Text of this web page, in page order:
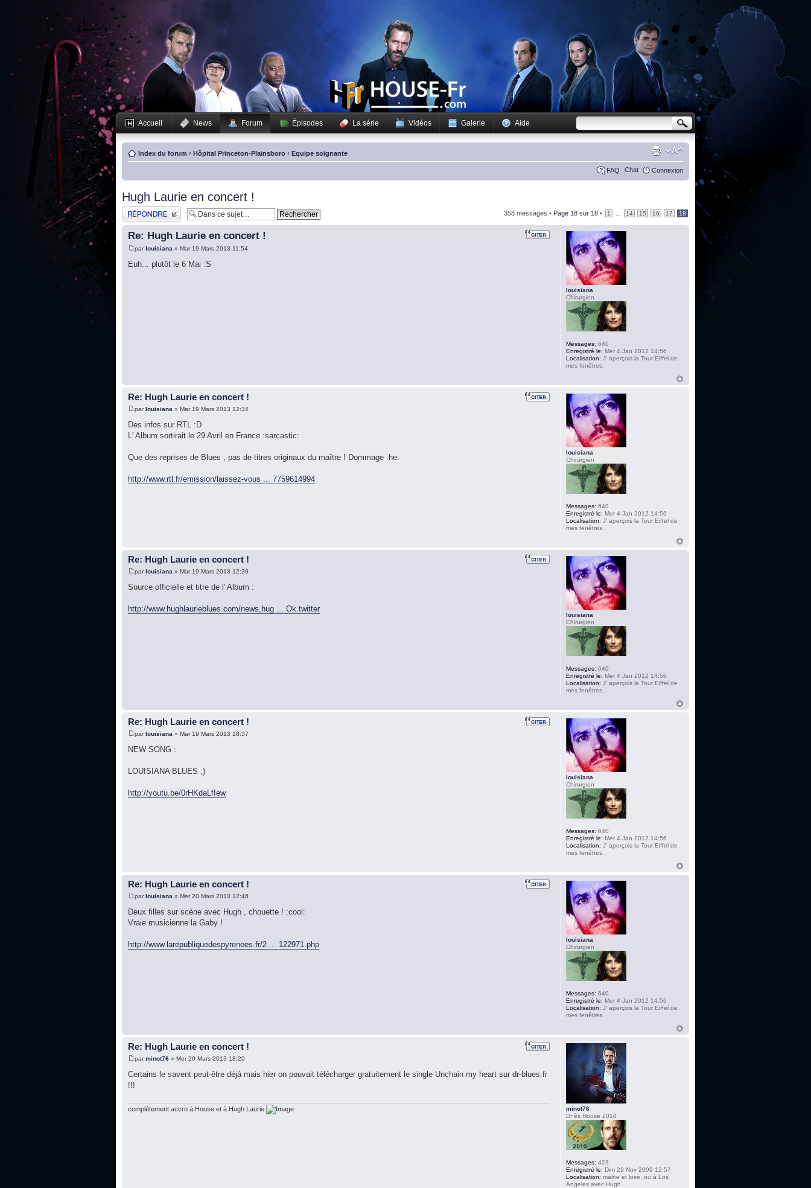
Accueil News Forum Épisodes La série Vidéos Galerie Aide
Index du forum ‹ Hôpital Princeton-Plainsboro ‹ Equipe soignante
FAQ Chat Connexion
Hugh Laurie en concert !
Publier une réponse 358 messages • Page 18 sur 18 • 1 14 15 16 17 18
Re: Hugh Laurie en concert !
parlouisiana » Mar 19 Mars 2013 11:54
Euh... plutôt le 6 Mai :S
louisiana
Chirurgien
Messages: 640
Enregistré le: Mer 4 Jan 2012 14:56
Localisation: J' aperçois la Tour Eiffel de
mes fenêtres.
Re: Hugh Laurie en concert !
parlouisiana » Mar 19 Mars 2013 12:34
Des infos sur RTL :D
L' Album sortirait le 29 Avril en France :sarcastic:
Que des reprises de Blues , pas de titres originaux du maître ! Dommage :he:
http://www.rtl.fr/emission/laissez-vous ... 7759614994
louisiana
Chirurgien
Messages: 640
Enregistré le: Mer 4 Jan 2012 14:56
Localisation: J' aperçois la Tour Eiffel de
mes fenêtres.
Re: Hugh Laurie en concert !
parlouisiana » Mar 19 Mars 2013 12:39
Source officielle et titre de l' Album :
http://www.hughlaurieblues.com/news,hug ... Ok.twitter
louisiana
Chirurgien
Messages: 640
Enregistré le: Mer 4 Jan 2012 14:56
Localisation: J' aperçois la Tour Eiffel de
mes fenêtres.
Re: Hugh Laurie en concert !
parlouisiana » Mar 19 Mars 2013 18:37
NEW SONG :
LOUISIANA BLUES ;)
http://youtu.be/0rHKdaLfIew
louisiana
Chirurgien
Messages: 640
Enregistré le: Mer 4 Jan 2012 14:56
Localisation: J' aperçois la Tour Eiffel de
mes fenêtres.
Re: Hugh Laurie en concert !
parlouisiana » Mer 20 Mars 2013 12:46
Deux filles sur scène avec Hugh , chouette ! :cool:
Vraie musicienne la Gaby !
http://www.larepubliquedespyrenees.fr/2 ... 122971.php
louisiana
Chirurgien
Messages: 640
Enregistré le: Mer 4 Jan 2012 14:56
Localisation: J' aperçois la Tour Eiffel de
mes fenêtres.
Re: Hugh Laurie en concert !
parminot76 » Mer 20 Mars 2013 18:20
Certains le savent peut-être déjà mais hier on pouvait télécharger gratuitement le single Unchain my heart sur dr-blues.fr
!!!
complétement accro à House et à Hugh Laurie.
minot76
Dr ès House 2010
Messages: 423
Enregistré le: Dim 29 Nov 2009 12:57
Localisation: maine et loire, ou à Los
Angeles avec Hugh